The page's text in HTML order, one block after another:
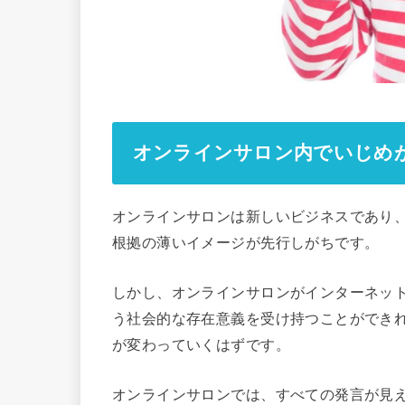
オンラインサロン内でいじめ
オンラインサロンは新しいビジネスであり
根拠の薄いイメージが先行しがちです。
しかし、オンラインサロンがインターネッ
う社会的な存在意義を受け持つことができ
が変わっていくはずです。
オンラインサロンでは、すべての発言が見